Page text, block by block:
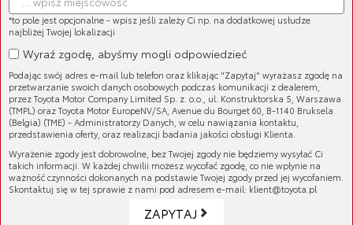
1 716,02 zł
Oryginalny, regenerowany alternator Toyoty.
Alternator to nieodłączny element wyposażenia
każdego auta. Zadaniem tego podzespołu jest
zamiana energii mechanicznej na elektryczną, co
pozwala na utrzymanie akumulatora w stanie
naładowania i zasilenie urządzeń elektrycznych.
O usterce alternatora może świadczyć nierówna
*to pole jest opcjonalne - wpisz jeśli zależy Ci np. na dodatkowej usłudze
najbliżej Twojej lokalizacji
Wyraź zgodę, abyśmy mogli odpowiedzieć
Podając swój adres e-mail lub telefon oraz klikając "Zapytaj" wyrażasz zgodę na
przetwarzanie swoich danych osobowych podczas komunikacji z dealerem,
przez Toyota Motor Company Limited Sp. z. o.o., ul. Konstruktorska 5, Warszawa
(TMPL) oraz Toyota Motor EuropeNV/SA, Avenue du Bourget 60, B-1140 Bruksela
(Belgia) (TME) - Administratorzy Danych, w celu nawiązania kontaktu,
przedstawienia oferty, oraz realizacji badania jakości obsługi Klienta.
Wyrażenie zgody jest dobrowolne, bez Twojej zgody nie będziemy wysyłać Ci
takich informacji. W każdej chwilii możesz wycofać zgodę, co nie wpłynie na
ważność czynności dokonanych na podstawie Twojej zgody przed jej wycofaniem.
Skontaktuj się w tej sprawie z nami pod adresem e-mail: klient@toyota.pl
ZAPYTAJ